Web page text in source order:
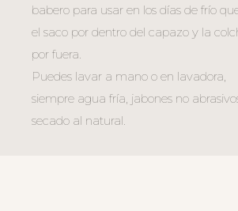
babero para usar en los días de frío
el saco por dentro del capazo y la
por fuera.
Puedes lavar a mano o en lavadora,
siempre agua fría, jabones no
secado al natural.